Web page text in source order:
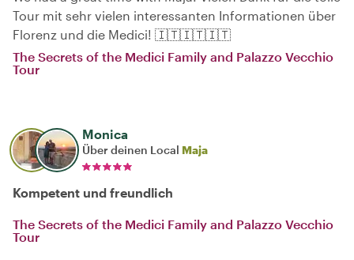
Tour mit sehr vielen interessanten Informationen über
Florenz und die Medici! 🇮🇹🇮🇹🇮🇹
The Secrets of the Medici Family and Palazzo Vecchio
Tour
Monica
Über deinen Local Maja
Kompetent und freundlich
The Secrets of the Medici Family and Palazzo Vecchio
Tour